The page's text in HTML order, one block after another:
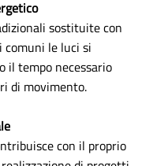
sostituite con
comuni le luci si
il tempo necessario
di movimento.
con il proprio